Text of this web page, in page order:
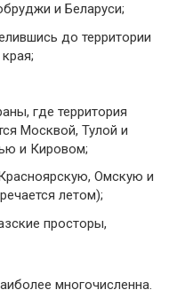
и Беларуси;
до территории
где территория
Москвой, Тулой и
и Кировом;
Омскую и
летом);
просторы,
многочисленна.